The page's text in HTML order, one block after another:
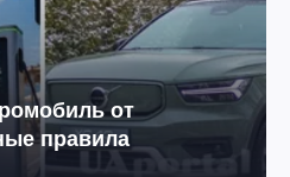
от
правила